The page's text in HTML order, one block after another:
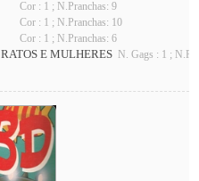
Cor : 1 ; N.Pranchas: 9
Cor : 1 ; N.Pranchas: 10
Cor : 1 ; N.Pranchas: 6
RATOS E MULHERES N. Gags : 1 ;